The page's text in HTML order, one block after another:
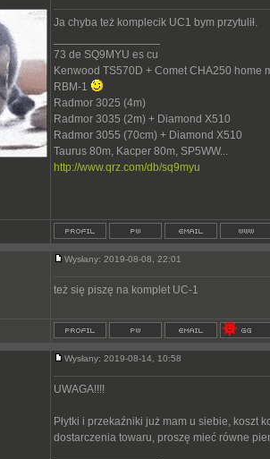
Ja chyba też komplecik UC1 bym przytulił.
73 de SQ9MYU es cu
Kenwood TS570D + Comet CHA250 home
RBM-1
Radmor 3025 (4m)
Radmor 3035 (2m) + Diamond X510
Radmor 3055 (70cm) + Diamond X510
Taurus 80m, Kacper 80m, SP5WW...
http://www.qrz.com/db/sq9myu
Wysłany: 2019-08-08, 22:01
też się piszę na komplet UC-1
Wysłany: 2019-08-14, 10:58
UWAGA!!!!
Płytki i przekaźniki już mam u siebie, koszt
dostarczenia towaru, proszę mieć równe